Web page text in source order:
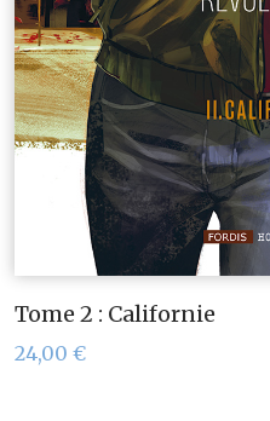
Tome 2 : Californie
24,00 €